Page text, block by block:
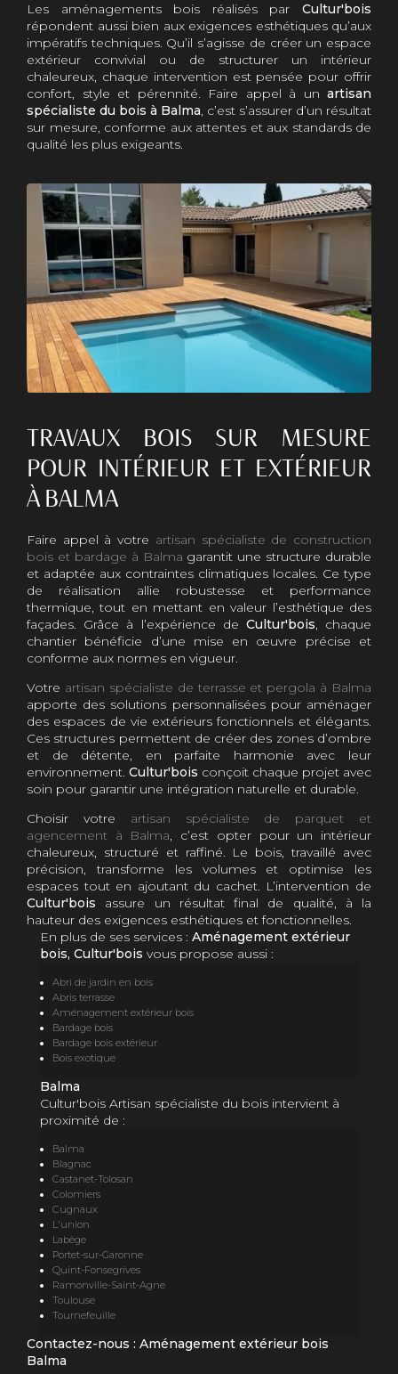
Les aménagements bois réalisés par Cultur'bois
répondent aussi bien aux exigences esthétiques qu’aux
impératifs techniques. Qu’il s’agisse de créer un espace
extérieur convivial ou de structurer un intérieur
chaleureux, chaque intervention est pensée pour offrir
confort, style et pérennité. Faire appel à un artisan
spécialiste du bois à Balma, c’est s’assurer d’un résultat
sur mesure, conforme aux attentes et aux standards de
qualité les plus exigeants.
TRAVAUX BOIS SUR MESURE
POUR INTÉRIEUR ET EXTÉRIEUR
À BALMA
Faire appel à votre artisan spécialiste de construction
bois et bardage à Balma garantit une structure durable
et adaptée aux contraintes climatiques locales. Ce type
de réalisation allie robustesse et performance
thermique, tout en mettant en valeur l’esthétique des
façades. Grâce à l’expérience de Cultur'bois, chaque
chantier bénéficie d’une mise en œuvre précise et
conforme aux normes en vigueur.
Votre artisan spécialiste de terrasse et pergola à Balma
apporte des solutions personnalisées pour aménager
des espaces de vie extérieurs fonctionnels et élégants.
Ces structures permettent de créer des zones d’ombre
et de détente, en parfaite harmonie avec leur
environnement. Cultur'bois conçoit chaque projet avec
soin pour garantir une intégration naturelle et durable.
Choisir votre artisan spécialiste de parquet et
agencement à Balma, c’est opter pour un intérieur
chaleureux, structuré et raffiné. Le bois, travaillé avec
précision, transforme les volumes et optimise les
espaces tout en ajoutant du cachet. L’intervention de
Cultur'bois assure un résultat final de qualité, à la
hauteur des exigences esthétiques et fonctionnelles.
En plus de ses services : Aménagement extérieur
bois, Cultur'bois vous propose aussi :
Abri de jardin en bois
Abris terrasse
Aménagement extérieur bois
Bardage bois
Bardage bois extérieur
Bois exotique
Balma
Cultur'bois Artisan spécialiste du bois intervient à
proximité de :
Balma
Blagnac
Castanet-Tolosan
Colomiers
Cugnaux
L'union
Labège
Portet-sur-Garonne
Quint-Fonsegrives
Ramonville-Saint-Agne
Toulouse
Tournefeuille
Contactez-nous : Aménagement extérieur bois
Balma